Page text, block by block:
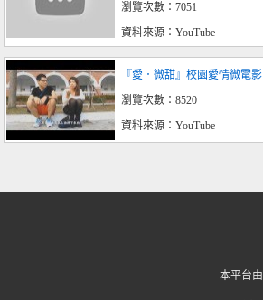
瀏覽次數：7051
資料來源：YouTube
『愛．微甜』校園愛情微電影
瀏覽次數：8520
資料來源：YouTube
本平台由